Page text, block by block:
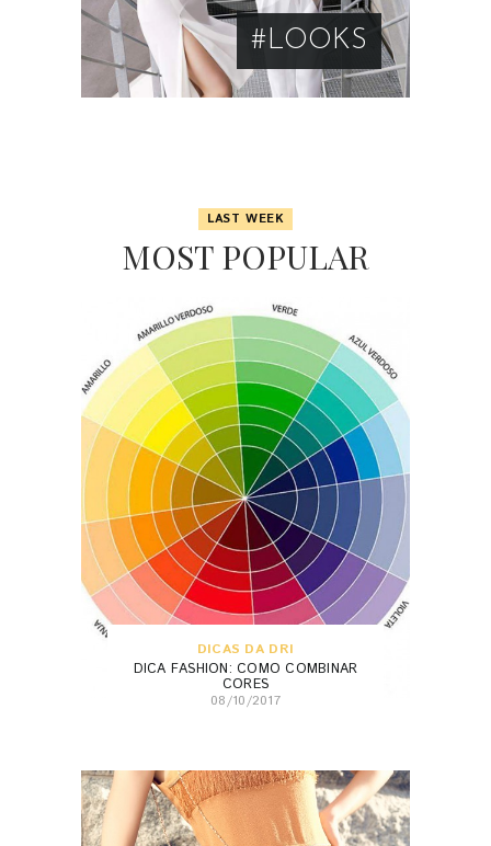
#LOOKS
LAST WEEK
MOST POPULAR
DICAS DA DRI
DICA FASHION: COMO COMBINAR
CORES
08/10/2017